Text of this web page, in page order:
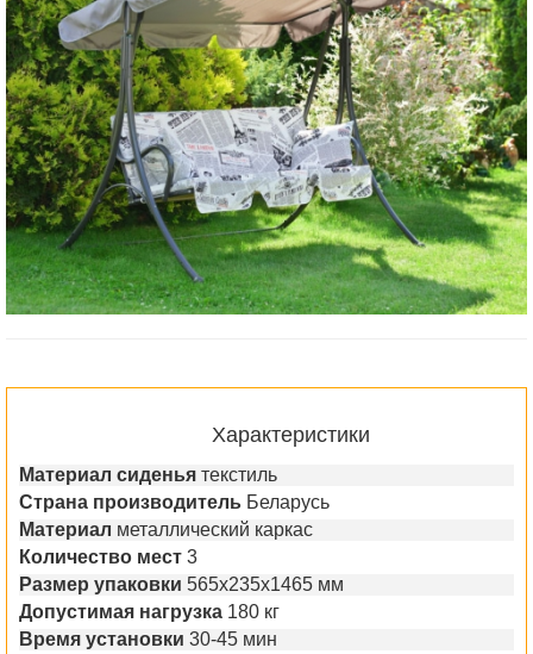
Характеристики
Материал сиденья текстиль
Страна производитель Беларусь
Материал металлический каркас
Количество мест 3
Размер упаковки 565х235х1465 мм
Допустимая нагрузка 180 кг
Время установки 30-45 мин